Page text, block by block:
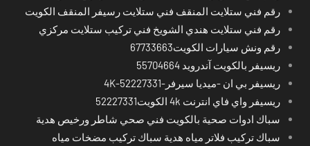
رقم فني ستلايت المنقف فني ستلايت رسيفر المنقف الكويت
رقم فني ستلايت هندي الشويخ فني تركيب ستلايت مركزي
رقم ونش سيارات الكويت67733663
ريسيفر بالكويت آندرويد 55704664
ريسيفر بي ان -ميديا سيرفر-4K-52227331
ريسيفر واي فاي انترنت 4k الكويت52227331
سباك ادوات صحية بالكويت فني صحي شاطر ورخيص هدية
سباك تركيب فلاتر مياه هدية سباك تركيب مضخات مياه